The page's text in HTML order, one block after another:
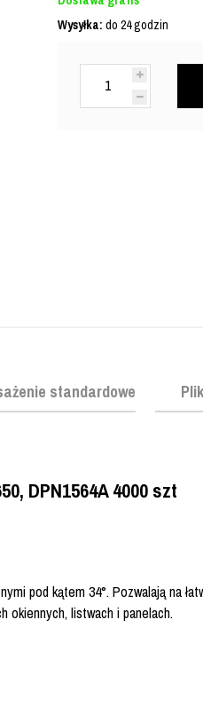
Wysyłka: do 24 godzin
standardowe
DPN1564A 4000 szt
pod kątem 34°. Pozwalają na
okiennych, listwach i panelach.